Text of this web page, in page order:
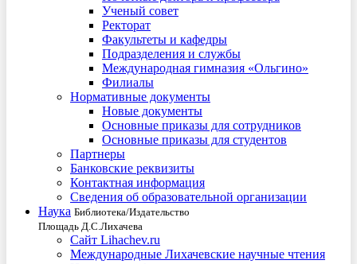
Ученый совет
Ректорат
Факультеты и кафедры
Подразделения и службы
Международная гимназия «Ольгино»
Филиалы
Нормативные документы
Новые документы
Основные приказы для сотрудников
Основные приказы для студентов
Партнеры
Банковские реквизиты
Контактная информация
Сведения об образовательной организации
Наука Библиотека/Издательство
Площадь Д.С.Лихачева
Сайт Lihachev.ru
Международные Лихачевские научные чтения